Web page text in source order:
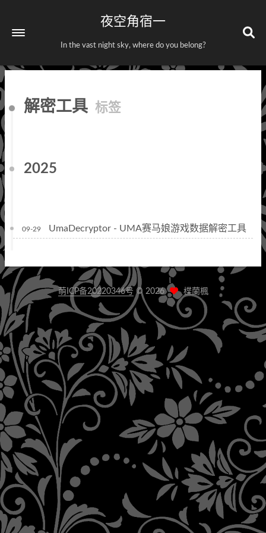
夜空角宿一
In the vast night sky, where do you belong?
关于
解密工具 标签
2025
09-29 UmaDecryptor - UMA赛马娘游戏数据解密工具
萌ICP备20220346号 © 2026 楪蘭楓